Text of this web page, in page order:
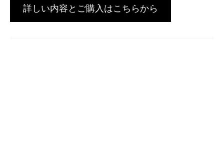
詳しい内容とご購入はこちらから